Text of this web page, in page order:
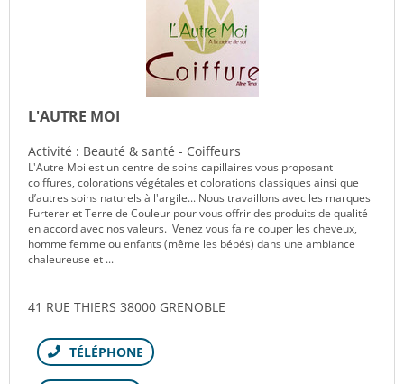
L'AUTRE MOI
Activité : Beauté & santé - Coiffeurs
L'Autre Moi est un centre de soins capillaires vous proposant
coiffures, colorations végétales et colorations classiques ainsi que
d’autres soins naturels à l'argile... Nous travaillons avec les marques
Furterer et Terre de Couleur pour vous offrir des produits de qualité
en accord avec nos valeurs. Venez vous faire couper les cheveux,
homme femme ou enfants (même les bébés) dans une ambiance
chaleureuse et ...
41 RUE THIERS 38000 GRENOBLE
Téléphone